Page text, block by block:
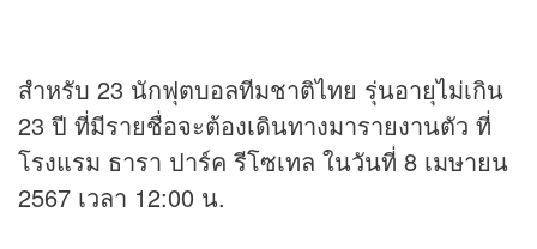
สำหรับ 23 นักฟุตบอลทีมชาติไทย รุ่นอายุไม่เกิน
23 ปี ที่มีรายชื่อจะต้องเดินทางมารายงานตัว ที่
โรงแรม ธารา ปาร์ค รีโซเทล ในวันที่ 8 เมษายน
2567 เวลา 12:00 น.